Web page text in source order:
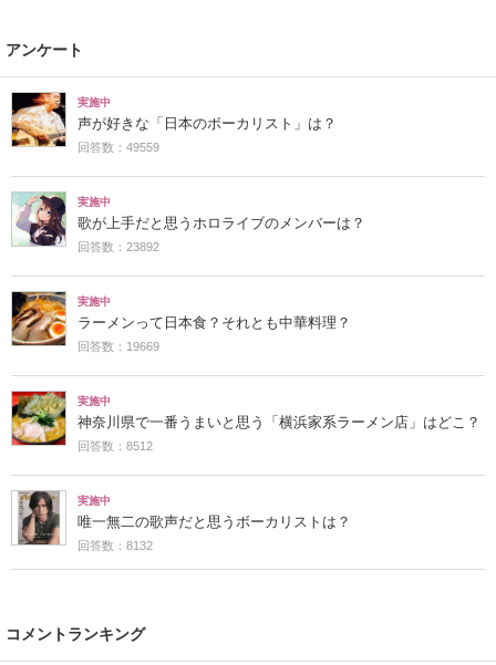
アンケート
実施中
声が好きな「日本のボーカリスト」は？
回答数：49559
実施中
歌が上手だと思うホロライブのメンバーは？
回答数：23892
実施中
ラーメンって日本食？それとも中華料理？
回答数：19669
実施中
神奈川県で一番うまいと思う「横浜家系ラーメン店」はどこ？
回答数：8512
実施中
唯一無二の歌声だと思うボーカリストは？
回答数：8132
コメントランキング